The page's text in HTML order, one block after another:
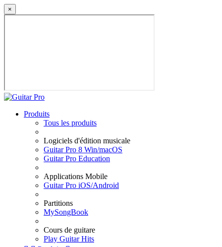
×
Produits
Tous les produits
Logiciels d'édition musicale
Guitar Pro 8 Win/macOS
Guitar Pro Education
Applications Mobile
Guitar Pro iOS/Android
Partitions
MySongBook
Cours de guitare
Play Guitar Hits